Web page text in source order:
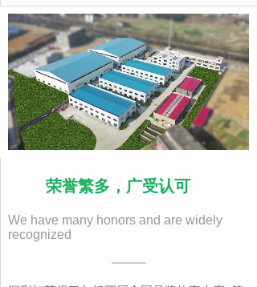
荣誉繁多，广受认可
We have many honors and are widely
recognized